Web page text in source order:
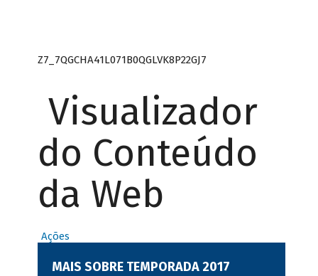
Z7_7QGCHA41L071B0QGLVK8P22GJ7
Visualizador
do Conteúdo
da Web
Ações
MAIS SOBRE TEMPORADA 2017